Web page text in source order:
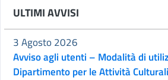
ULTIMI AVVISI
Avviso agli utenti – Modalità di
Dipartimento per le Attività Culturali
3 Agosto 2026